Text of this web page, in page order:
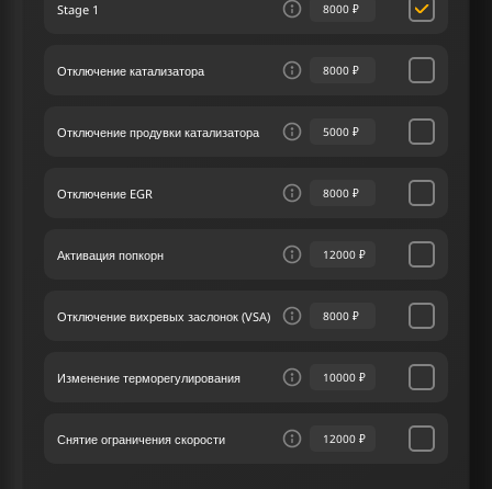
обеспечивает прирост лошадиных сил и
мощность автомобиля.
тому, чтобы каждый клиент чувствовал себя
особенным и получал наилучший сервис.
тюнинга Тойота IQ 1.0 68 лс – ключевая задача
Stage 1 8000 ₽
Отключение катализатора 8000 ₽
Отключение продувки катализатора 5000 ₽
Отключение EGR 8000 ₽
Активация попкорн 12000 ₽
Отключение вихревых заслонок (VSA) 8000 ₽
Изменение терморегулирования 10000 ₽
Снятие ограничения скорости 12000 ₽